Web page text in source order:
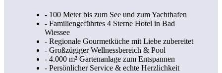
- 100 Meter bis zum See und zum Yachthafen
- Familiengeführtes 4 Sterne Hotel in Bad
Wiessee
- Regionale Gourmetküche mit Liebe zubereitet
- Großzügiger Wellnessbereich & Pool
- 4.000 m² Gartenanlage zum Entspannen
- Persönlicher Service & echte Herzlichkeit